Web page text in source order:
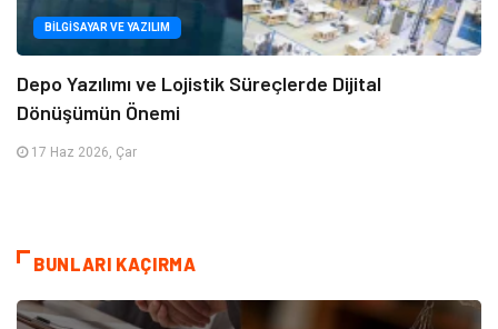
BILGISAYAR VE YAZILIM
Depo Yazılımı ve Lojistik Süreçlerde Dijital
Dönüşümün Önemi
17 Haz 2026, Çar
BUNLARI KAÇIRMA